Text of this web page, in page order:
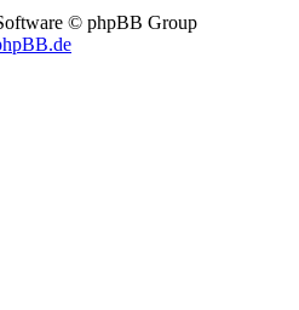
© phpBB Group